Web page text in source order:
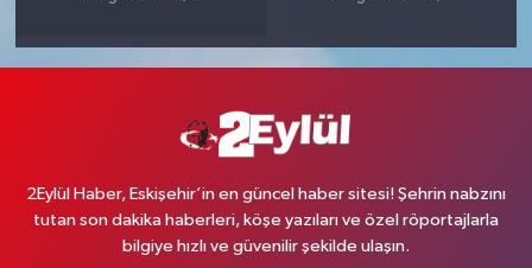
2Eylül Haber, Eskişehir’in en güncel haber sitesi! Şehrin nabzını
tutan son dakika haberleri, köşe yazıları ve özel röportajlarla
bilgiye hızlı ve güvenilir şekilde ulaşın.